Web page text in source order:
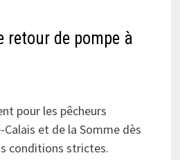
retour de pompe à
pour les pêcheurs
et de la Somme dès
conditions strictes.